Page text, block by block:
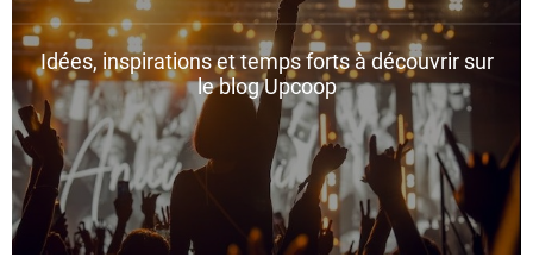
Idées, inspirations et temps forts à découvrir sur
le blog Upcoop